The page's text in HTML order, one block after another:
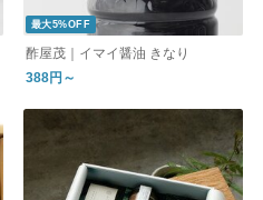
最大5%OFF
酢屋茂｜イマイ醤油 きなり
388円～